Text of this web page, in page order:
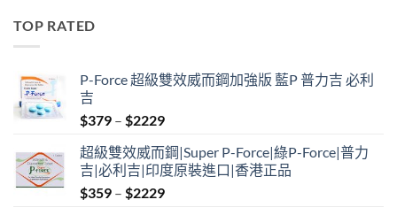
TOP RATED
P-Force 超級雙效威而鋼加強版 藍P 普力吉 必利
吉
$379 – $2229Price
$379
through
$2229
超級雙效威而鋼|Super P-Force|綠P-Force|普力
吉|必利吉|印度原裝進口|香港正品
$359 – $2229Price